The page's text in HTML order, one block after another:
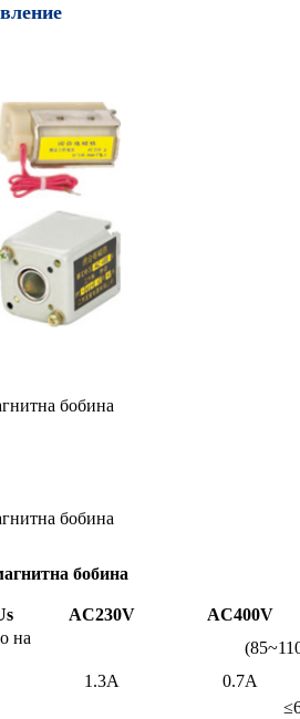
бобина
бобина
бобина
AC230V
AC400V
на
1.3А
0.7А